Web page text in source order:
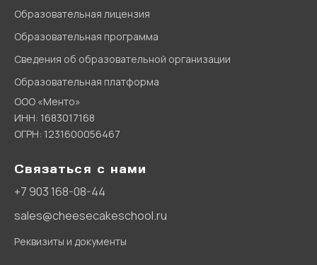
Образовательная лицензия
Образовательная программа
Сведения об образовательной организации
Образовательная платформа
ООО «Менто»
ИНН: 1683017168
ОГРН: 1231600056467
Связаться с нами
+7 903 168-08-44
sales@cheesecakeschool.ru
Реквизиты и документы